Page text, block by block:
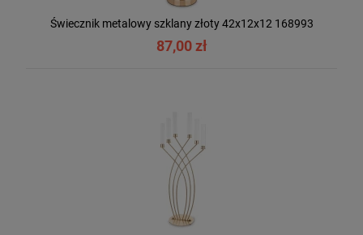
Świecznik metalowy szklany złoty 42x12x12 168993
87,00 zł